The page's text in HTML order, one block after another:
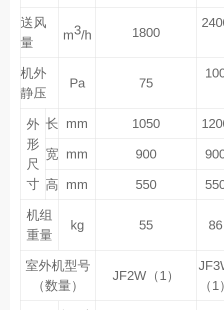
送风
量
m3/h 1800
机外
静压
Pa 75
外
形
尺
寸
长 mm 1050
宽 mm 900
高 mm 550
机组
重量
kg 55 86
室外机型号
（数量）
JF2W（1）
（